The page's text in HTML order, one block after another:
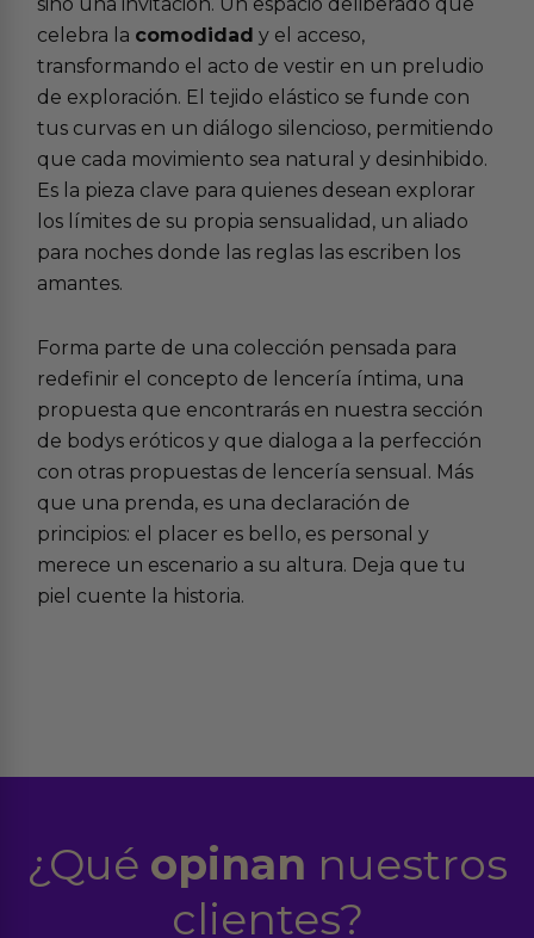
celebra la comodidad y el acceso,
transformando el acto de vestir en un preludio
de exploración. El tejido elástico se funde con
tus curvas en un diálogo silencioso, permitiendo
que cada movimiento sea natural y desinhibido.
Es la pieza clave para quienes desean explorar
los límites de su propia sensualidad, un aliado
para noches donde las reglas las escriben los
amantes.
Forma parte de una colección pensada para
redefinir el concepto de lencería íntima, una
propuesta que encontrarás en nuestra sección
de bodys eróticos y que dialoga a la perfección
con otras propuestas de lencería sensual . Más
que una prenda, es una declaración de
principios: el placer es bello, es personal y
merece un escenario a su altura. Deja que tu
piel cuente la historia.
¿Qué opinan nuestros
clientes?